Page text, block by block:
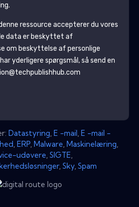
ressource accepterer du vores
data er beskyttet af
om beskyttelse af personlige
yderligere spørgsmål, så send en
Datastyring E -mail E -mail -
ERP Malware Maskinelæring
udøvere SIGTE
, Sky Spam